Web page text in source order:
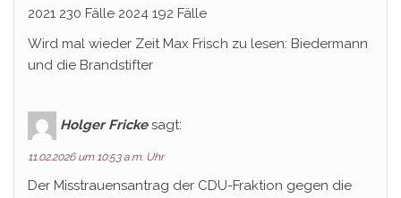
2021 230 Fälle 2024 192 Fälle
Wird mal wieder Zeit Max Frisch zu lesen: Biedermann
und die Brandstifter
Holger Fricke sagt:
11.02.2026 um 10:53 a.m. Uhr
Der Misstrauensantrag der CDU-Fraktion gegen die